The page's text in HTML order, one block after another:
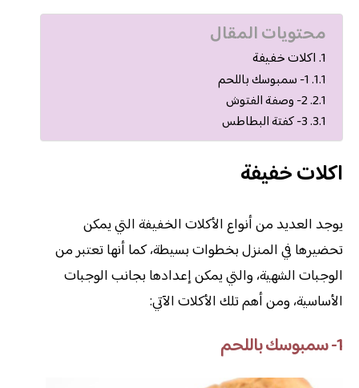
محتويات المقال
اكلات خفيفة
1- سمبوسك باللحم
2- وصفة الفتوش
3- كفتة البطاطس
اكلات خفيفة
يوجد العديد من أنواع الأكلات الخفيفة التي يمكن
تحضيرها في المنزل بخطوات بسيطة، كما أنها تعتبر من
الوجبات الشهية، والتي يمكن إعدادها بجانب الوجبات
الأساسية، ومن أهم تلك الأكلات الآتي:
1- سمبوسك باللحم